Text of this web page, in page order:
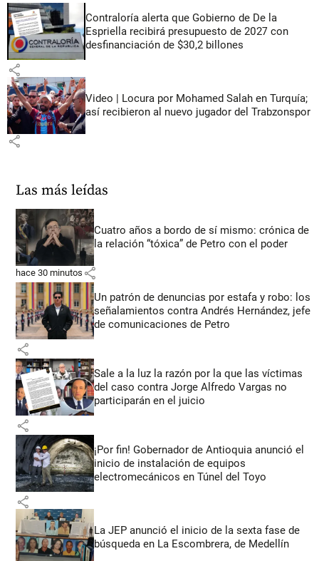
Contraloría alerta que Gobierno de De la
Espriella recibirá presupuesto de 2027 con
desfinanciación de $30,2 billones
share
Video | Locura por Mohamed Salah en Turquía;
así recibieron al nuevo jugador del Trabzonspor
share
Las más leídas
Cuatro años a bordo de sí mismo: crónica de
la relación “tóxica” de Petro con el poder
hace 30 minutos share
Un patrón de denuncias por estafa y robo: los
señalamientos contra Andrés Hernández, jefe
de comunicaciones de Petro
share
Sale a la luz la razón por la que las víctimas
del caso contra Jorge Alfredo Vargas no
participarán en el juicio
share
¡Por fin! Gobernador de Antioquia anunció el
inicio de instalación de equipos
electromecánicos en Túnel del Toyo
share
La JEP anunció el inicio de la sexta fase de
búsqueda en La Escombrera, de Medellín